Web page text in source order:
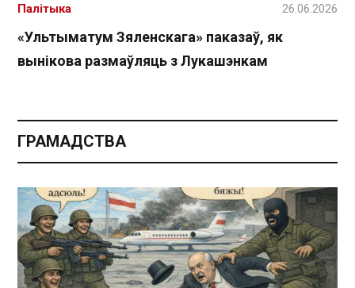
«Ультыматум Зяленскага» паказаў, як
вынікова размаўляць з Лукашэнкам
Палітыка 26.06.2026
ГРАМАДСТВА